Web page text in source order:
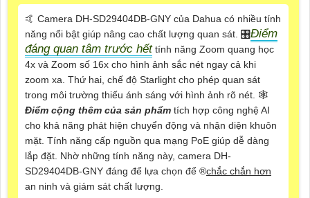
🤙 Camera DH-SD29404DB-GNY của Dahua có nhiều tính
năng nổi bật giúp nâng cao chất lượng quan sát. 🎛Điểm
đáng quan tâm trước hếttính năng Zoom quang học
4x và Zoom số 16x cho hình ảnh sắc nét ngay cả khi
zoom xa. Thứ hai, chế độ Starlight cho phép quan sát
trong môi trường thiếu ánh sáng với hình ảnh rõ nét. 🕸️
Điểm cộng thêm của sản phẩm tích hợp công nghệ AI
cho khả năng phát hiện chuyển động và nhận diện khuôn
mặt. Tính năng cấp nguồn qua mạng PoE giúp dễ dàng
lắp đặt. Nhờ những tính năng này, camera DH-
SD29404DB-GNY đáng để lựa chọn để ®️chắc chắn hơn
an ninh và giám sát chất lượng.